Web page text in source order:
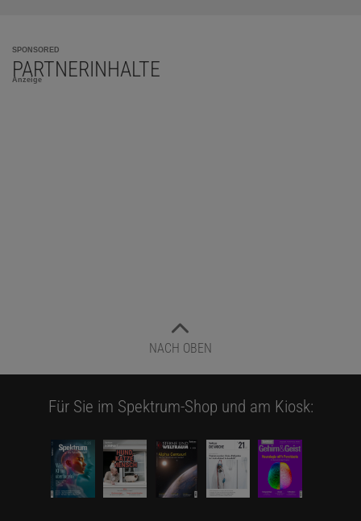
SPONSORED
PARTNERINHALTE
Anzeige
NACH OBEN
Für Sie im Spektrum-Shop und am Kiosk: